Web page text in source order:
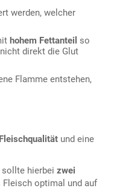
werden, welcher
hohem Fettanteil so
direkt die Glut
Flamme entstehen,
und eine
hierbei zwei
Fleisch optimal und auf